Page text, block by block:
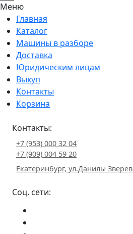
Меню
Главная
Каталог
Машины в разборе
Доставка
Юридическим лицам
Выкуп
Контакты
Корзина
Контакты:
+7 (953) 000 32 04
+7 (909) 004 59 20
Екатеринбург, ул.Данилы
Соц. сети: